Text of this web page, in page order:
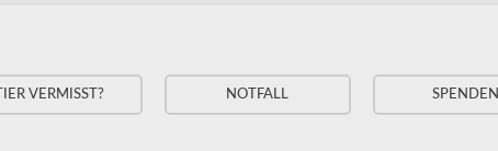
TIER VERMISST? NOTFALL SPENDEN